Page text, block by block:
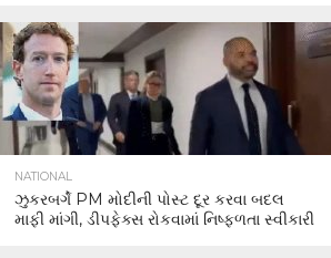
NATIONAL
ઝુકરબર્ગે PM મોદીની પોસ્ટ દૂર કરવા બદલ
માફી માંગી, ડીપફેક્સ રોકવામાં નિષ્ફળતા સ્વીકારી